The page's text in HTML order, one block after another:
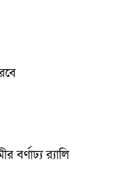
বর্ণাঢ্য র‍্যালি